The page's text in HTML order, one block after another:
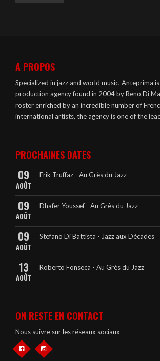
A PROPOS
Specialized in jazz and world music, Anteprima
production agency found in 2004 by Reno Di
roster enriched by an incredible number of
international artists, the agency is one of the
PROCHAINES DATES
09
AOÛT
Erik Truffaz - Au Grès du Jazz
09
AOÛT
Dhafer Youssef - Au Grès du Jazz
09
AOÛT
Stefano Di Battista - Jazz aux Décades
13
AOÛT
Roberto Fonseca - Au Grès du Jazz
ON RESTE EN CONTACT
Nous suivre sur les réseaux sociaux